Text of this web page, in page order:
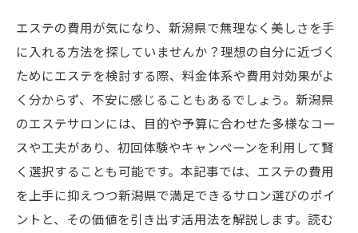
エステの費用が気になり、新潟県で無理なく美しさを手
に入れる方法を探していませんか？理想の自分に近づく
ためにエステを検討する際、料金体系や費用対効果がよ
く分からず、不安に感じることもあるでしょう。新潟県
のエステサロンには、目的や予算に合わせた多様なコー
スや工夫があり、初回体験やキャンペーンを利用して賢
く選択することも可能です。本記事では、エステの費用
を上手に抑えつつ新潟県で満足できるサロン選びのポイ
ントと、その価値を引き出す活用法を解説します。読む